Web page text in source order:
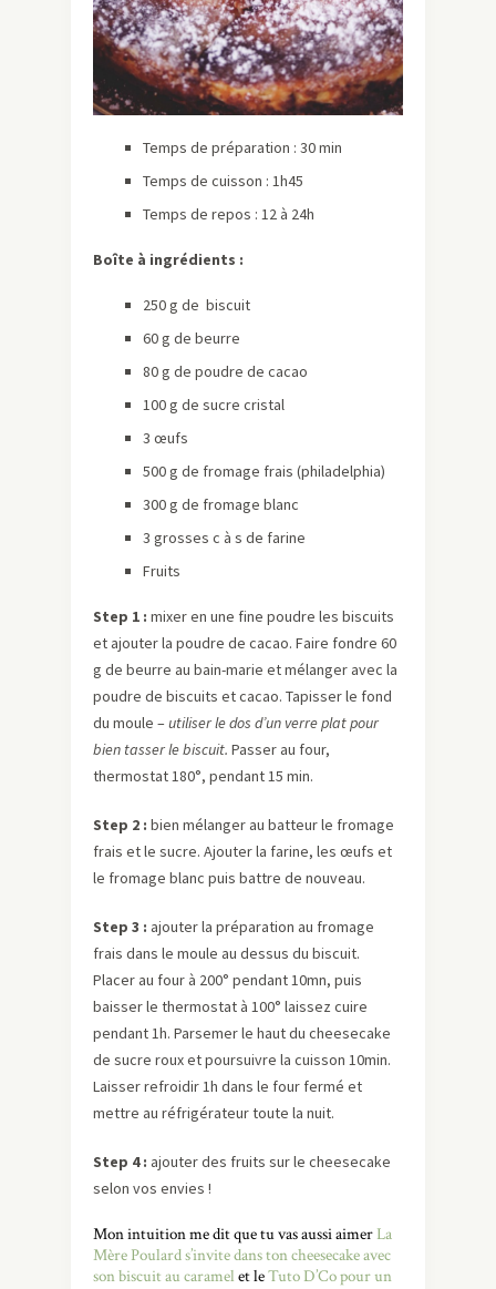
Temps de préparation : 30 min
Temps de cuisson : 1h45
Temps de repos : 12 à 24h
Boîte à ingrédients :
250 g de biscuit
60 g de beurre
80 g de poudre de cacao
100 g de sucre cristal
3 œufs
500 g de fromage frais (philadelphia)
300 g de fromage blanc
3 grosses c à s de farine
Fruits
Step 1 : mixer en une fine poudre les biscuits
et ajouter la poudre de cacao. Faire fondre 60
g de beurre au bain-marie et mélanger avec la
poudre de biscuits et cacao. Tapisser le fond
du moule –utiliser le dos d’un verre plat pour
bien tasser le biscuit. Passer au four,
thermostat 180°, pendant 15 min.
Step 2 : bien mélanger au batteur le fromage
frais et le sucre. Ajouter la farine, les œufs et
le fromage blanc puis battre de nouveau.
Step 3 : ajouter la préparation au fromage
frais dans le moule au dessus du biscuit.
Placer au four à 200° pendant 10mn, puis
baisser le thermostat à 100° laissez cuire
pendant 1h. Parsemer le haut du cheesecake
de sucre roux et poursuivre la cuisson 10min.
Laisser refroidir 1h dans le four fermé et
mettre au réfrigérateur toute la nuit.
Step 4 : ajouter des fruits sur le cheesecake
selon vos envies !
Mon intuition me dit que tu vas aussi aimerLa
Mère Poulard s’invite dans ton cheesecake avec
son biscuit au caramel et leTuto D’Co pour un